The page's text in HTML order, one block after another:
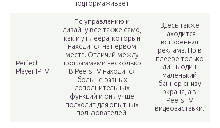
подтормаживает.
Perfect
Player IPTV
По управлению и
дизайну все также само,
как и у плеера, который
находится на первом
месте. Отличий между
программами несколько:
В Peers.TV находится
больше разных
дополнительных
функций и он лучше
подходит для опытных
пользователей.
Здесь также
находится
встроенная
реклама. Но в
плеере только
лишь один
маленький
баннер снизу
экрана, а в
Peers.TV
видеозаставки.